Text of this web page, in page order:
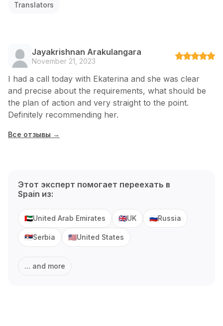
Translators
Jayakrishnan Arakulangara
November 21, 2023
I had a call today with Ekaterina and she was clear
and precise about the requirements, what should be
the plan of action and very straight to the point.
Definitely recommending her.
Все отзывы →
Этот эксперт помогает переехать в
Spain из:
🇦🇪United Arab Emirates 🇬🇧UK 🇷🇺Russia
🇷🇸Serbia 🇺🇸United States
... and more